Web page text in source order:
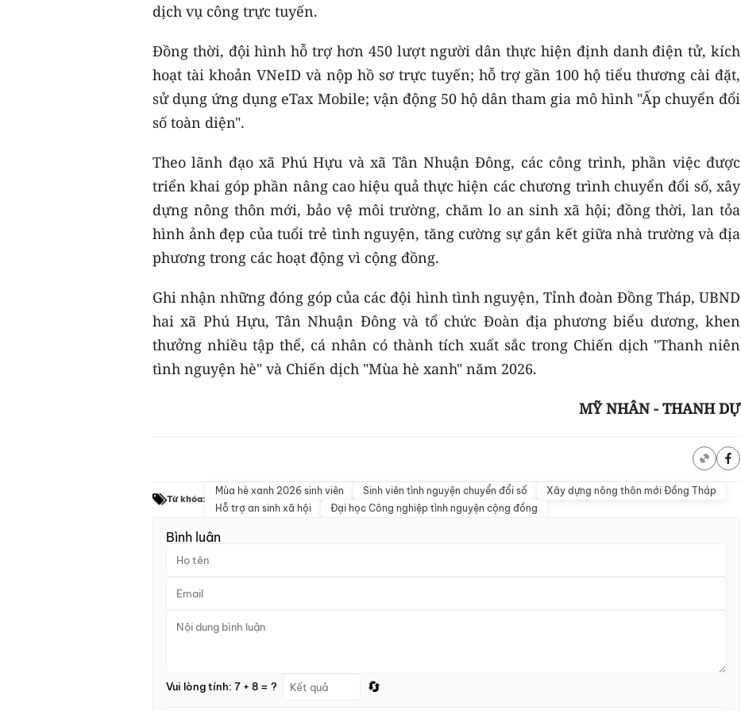
dịch vụ công trực tuyến.
Đồng thời, đội hình hỗ trợ hơn 450 lượt người dân thực hiện định danh điện tử, kích
hoạt tài khoản VNeID và nộp hồ sơ trực tuyến; hỗ trợ gần 100 hộ tiểu thương cài đặt,
sử dụng ứng dụng eTax Mobile; vận động 50 hộ dân tham gia mô hình "Ấp chuyển đổi
số toàn diện".
Theo lãnh đạo xã Phú Hựu và xã Tân Nhuận Đông, các công trình, phần việc được
triển khai góp phần nâng cao hiệu quả thực hiện các chương trình chuyển đổi số, xây
dựng nông thôn mới, bảo vệ môi trường, chăm lo an sinh xã hội; đồng thời, lan tỏa
hình ảnh đẹp của tuổi trẻ tình nguyện, tăng cường sự gắn kết giữa nhà trường và địa
phương trong các hoạt động vì cộng đồng.
Ghi nhận những đóng góp của các đội hình tình nguyện, Tỉnh đoàn Đồng Tháp, UBND
hai xã Phú Hựu, Tân Nhuận Đông và tổ chức Đoàn địa phương biểu dương, khen
thưởng nhiều tập thể, cá nhân có thành tích xuất sắc trong Chiến dịch "Thanh niên
tình nguyện hè" và Chiến dịch "Mùa hè xanh" năm 2026.
MỸ NHÂN - THANH DỰ
Từ khóa:
Mùa hè xanh 2026 sinh viên Sinh viên tình nguyện chuyển đổi số
Xây dựng nông thôn mới Đồng Tháp
Hỗ trợ an sinh xã hội
Đại học Công nghiệp tình nguyện cộng đồng
Bình luận
Vui lòng tính: 7 + 8 = ? 🔄